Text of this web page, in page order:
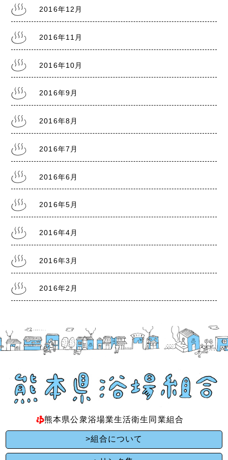
2016年12月
2016年11月
2016年10月
2016年9月
2016年8月
2016年7月
2016年6月
2016年5月
2016年4月
2016年3月
2016年2月
熊本県公衆浴場業生活衛生同業組合
>組合について